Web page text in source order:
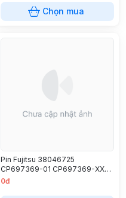
Chọn mua
Pin Fujitsu 38046725
CP697369-01 CP697369-XX
FMVNBT4 FMVNBT41 FPB0328
0đ